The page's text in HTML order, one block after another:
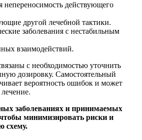
непереносимость действующего
другой лечебной тактики.
заболевания с нестабильным
взаимодействий.
с необходимостью уточнить
дозировку. Самостоятельный
вероятность ошибок и может
заболеваниях и принимаемых
минимизировать риски и
схему.